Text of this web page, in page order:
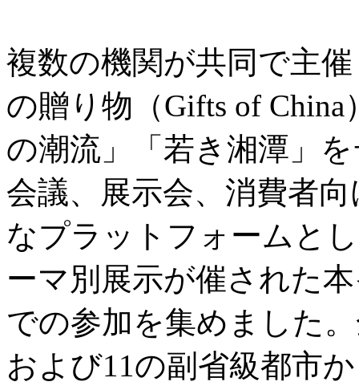
複数の機関が共同で主
の贈り物（Gifts of
の潮流」「若き湘潭」
会議、展示会、消費者
なプラットフォームと
ーマ別展示が催された
での参加を集めました
および11の副省級都市